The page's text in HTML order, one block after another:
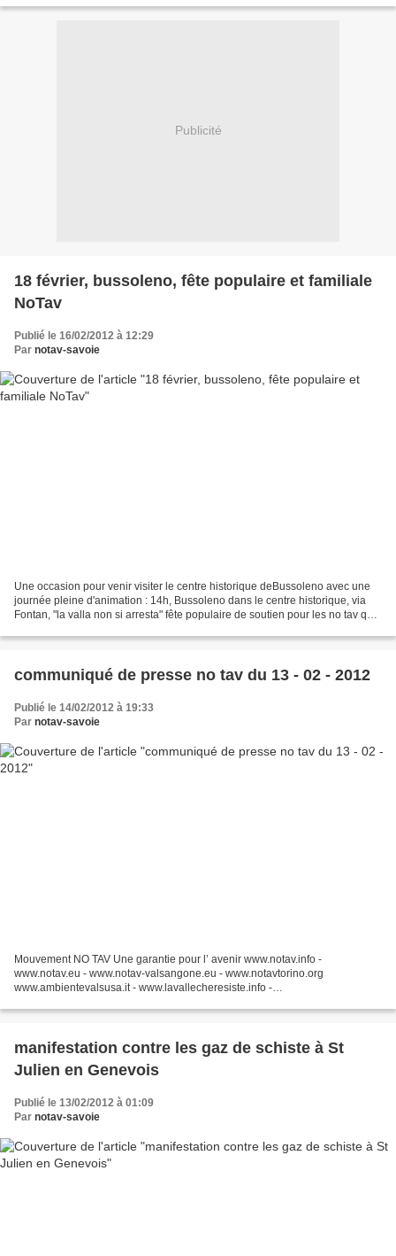
Publicité
18 février, bussoleno, fête populaire et familiale
NoTav
Publié le 16/02/2012 à 12:29
Par notav-savoie
Une occasion pour venir visiter le centre historique deBussoleno avec une
journée pleine d'animation : 14h, Bussoleno dans le centre historique, via
Fontan, "la valla non si arresta" fête populaire de soutien pour les no tav qui
communiqué de presse no tav du 13 - 02 - 2012
Publié le 14/02/2012 à 19:33
Par notav-savoie
Mouvement NO TAV Une garantie pour l’ avenir www.notav.info -
www.notav.eu - www.notav-valsangone.eu - www.notavtorino.org
www.ambientevalsusa.it - www.lavallecheresiste.info -
ne...
manifestation contre les gaz de schiste à St
Julien en Genevois
Publié le 13/02/2012 à 01:09
Par notav-savoie